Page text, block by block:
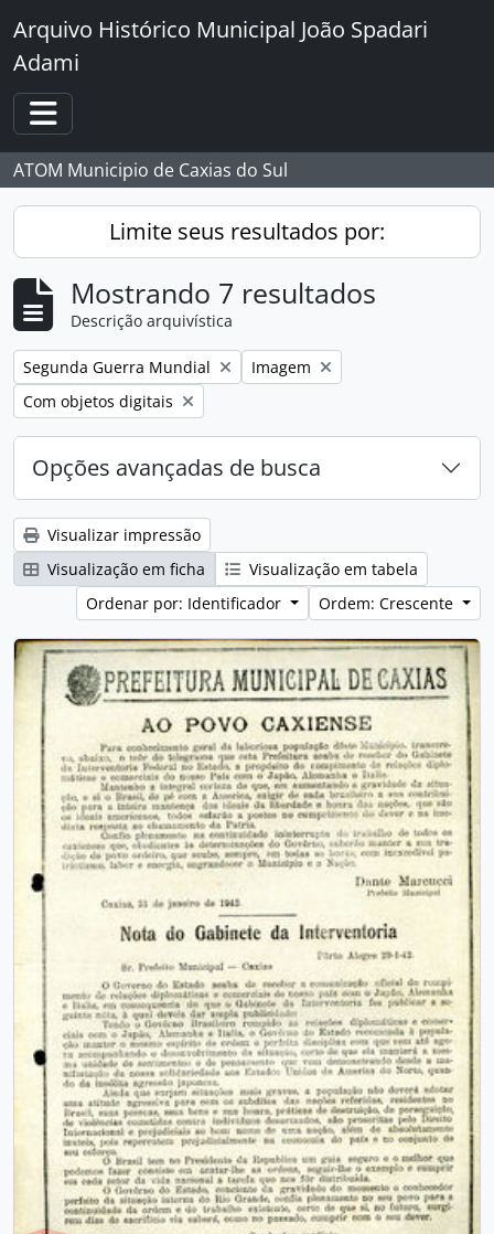
Skip to main content
Arquivo Histórico Municipal João Spadari
Adami
Toggle navigation
ATOM Municipio de Caxias do Sul
Limite seus resultados por:
Mostrando 7 resultados
Descrição arquivística
Remover filtro:
Segunda Guerra Mundial Remover filtro:
Imagem
Remover filtro:
Com objetos digitais
Opções avançadas de busca
Visualizar impressão
Visualização em ficha
Visualização em tabela
Ordenar por: Identificador
Ordem: Crescente